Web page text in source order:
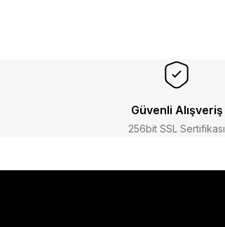
Güvenli Alışveriş
256bit SSL Sertifikası